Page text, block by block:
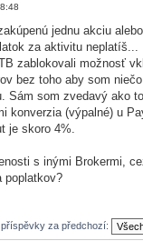
jednu akciu
za aktivitu neplatíš...
zablokovali možnosť
bez toho aby som
Sám som zvedavý ako
konverzia (výpalné) u
je skoro 4%.
s inými Brokermi,
poplatkov?
za předchozí: